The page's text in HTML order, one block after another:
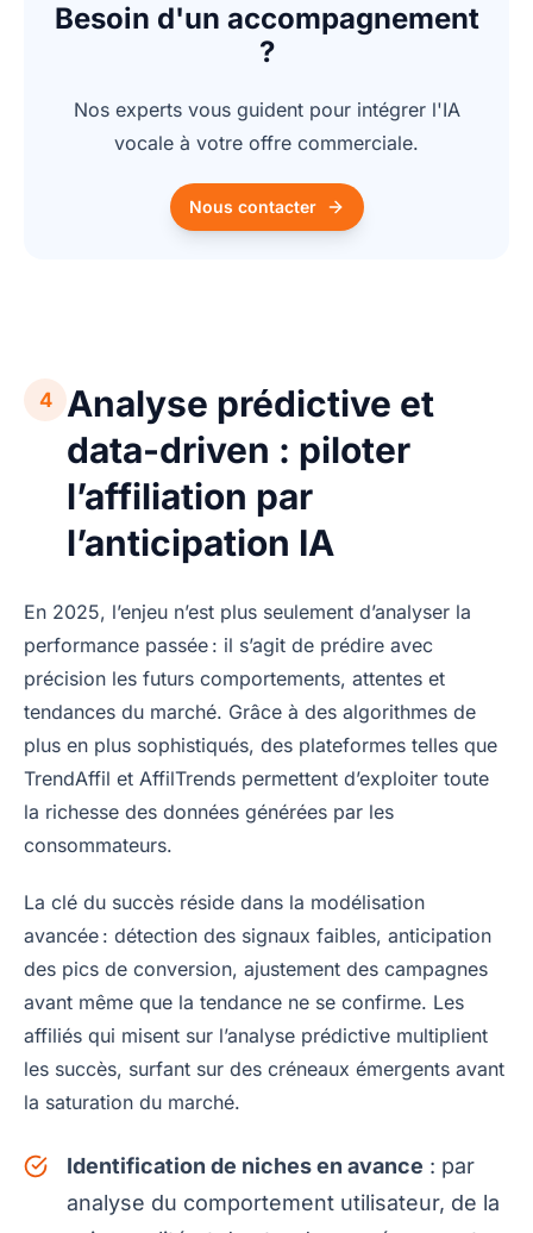
Besoin d'un accompagnement
?
Nos experts vous guident pour intégrer l'IA
vocale à votre offre commerciale.
Nous contacter
4
Analyse prédictive et
data-driven : piloter
l’affiliation par
l’anticipation IA
En 2025, l’enjeu n’est plus seulement d’analyser la
performance passée : il s’agit de prédire avec
précision les futurs comportements, attentes et
tendances du marché. Grâce à des algorithmes de
plus en plus sophistiqués, des plateformes telles que
TrendAffil et AffilTrends permettent d’exploiter toute
la richesse des données générées par les
consommateurs.
La clé du succès réside dans la modélisation
avancée : détection des signaux faibles, anticipation
des pics de conversion, ajustement des campagnes
avant même que la tendance ne se confirme. Les
affiliés qui misent sur l’analyse prédictive multiplient
les succès, surfant sur des créneaux émergents avant
la saturation du marché.
Identification de niches en avance : par
analyse du comportement utilisateur, de la